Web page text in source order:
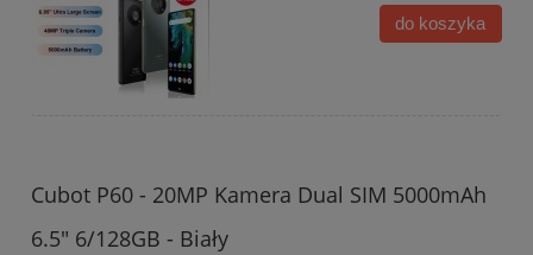
do koszyka
Cubot P60 - 20MP Kamera Dual SIM 5000mAh
6.5" 6/128GB - Biały